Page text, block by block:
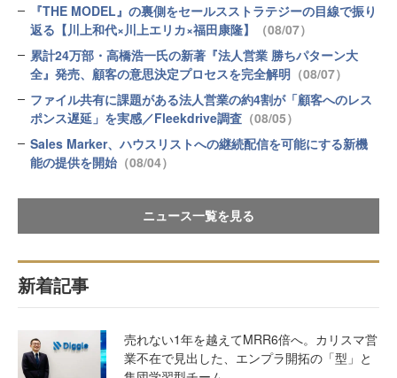
『THE MODEL』の裏側をセールスストラテジーの目線で振り
返る【川上和代×川上エリカ×福田康隆】
（08/07）
累計24万部・高橋浩一氏の新著『法人営業 勝ちパターン大
全』発売、顧客の意思決定プロセスを完全解明 （08/07）
ファイル共有に課題がある法人営業の約4割が「顧客へのレス
ポンス遅延」を実感／Fleekdrive調査 （08/05）
Sales Marker、ハウスリストへの継続配信を可能にする新機
能の提供を開始 （08/04）
ニュース一覧を見る
新着記事
売れない1年を越えてMRR6倍へ。カリスマ営
業不在で見出した、エンプラ開拓の「型」と